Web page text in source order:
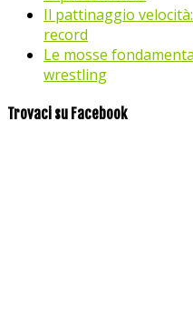
Il pattinaggio
record
Le mosse
wrestling
Trovaci su Facebook